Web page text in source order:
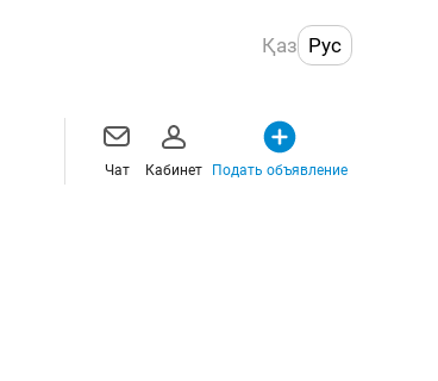
Қаз Рус
Чат Кабинет Подать объявление